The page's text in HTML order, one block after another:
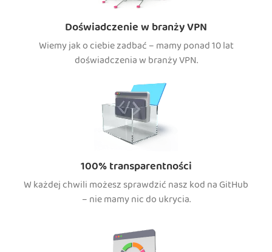
Doświadczenie w branży VPN
Wiemy jak o ciebie zadbać – mamy ponad 10 lat
doświadczenia w branży VPN.
100% transparentności
W każdej chwili możesz sprawdzić nasz kod na GitHub
– nie mamy nic do ukrycia.